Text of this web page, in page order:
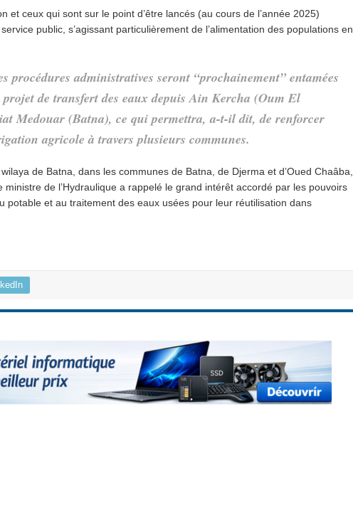
et ceux qui sont sur le point d’être lancés (au cours de l’année 2025)
public, s’agissant particulièrement de l’alimentation des populations en
procédures administratives seront “prochainement” entamées
de transfert des eaux depuis Ain Kercha (Oum El
Medouar (Batna), ce qui permettra, a-t-il dit, de renforcer
agricole à travers plusieurs communes.
de Batna, dans les communes de Batna, de Djerma et d’Oued Chaâba,
de l’Hydraulique a rappelé le grand intérêt accordé par les pouvoirs
potable et au traitement des eaux usées pour leur réutilisation dans